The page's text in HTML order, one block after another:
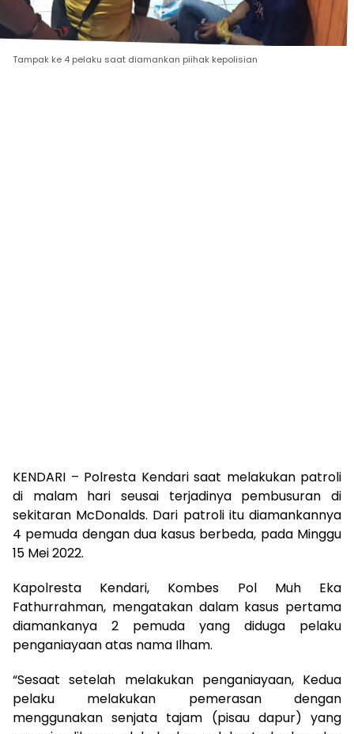
Tampak ke 4 pelaku saat diamankan piihak kepolisian
KENDARI – Polresta Kendari saat melakukan patroli
di malam hari seusai terjadinya pembusuran di
sekitaran McDonalds. Dari patroli itu diamankannya
4 pemuda dengan dua kasus berbeda, pada Minggu
15 Mei 2022.
Kapolresta Kendari, Kombes Pol Muh Eka
Fathurrahman, mengatakan dalam kasus pertama
diamankanya 2 pemuda yang diduga pelaku
penganiayaan atas nama Ilham.
“Sesaat setelah melakukan penganiayaan, Kedua
pelaku melakukan pemerasan dengan
menggunakan senjata tajam (pisau dapur) yang